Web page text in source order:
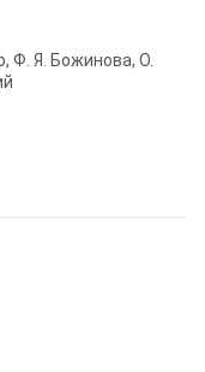
Ф. Я. Божинова, О.